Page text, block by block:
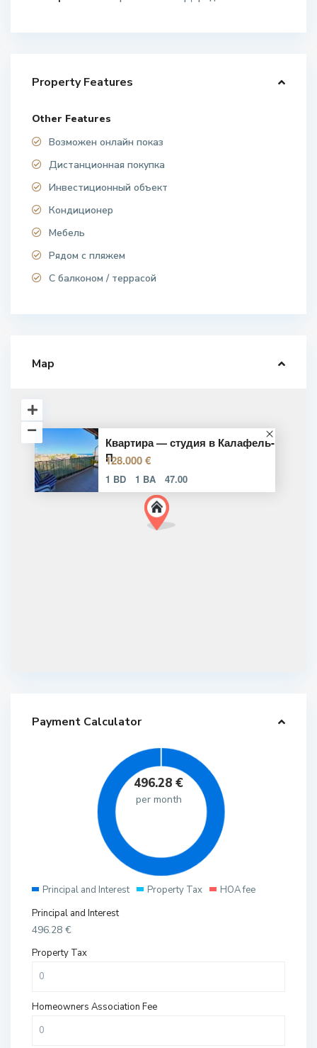
Property Features
Other Features
Возможен онлайн показ
Дистанционная покупка
Инвестиционный объект
Кондиционер
Мебель
Рядом с пляжем
С балконом / террасой
Map
Квартира — студия в Калафель-
П
128.000 €
1 BD 1 BA 47.00
Payment Calculator
496.28 €
per month
Principal and Interest Property Tax
HOA fee
Principal and Interest
496.28 €
Property Tax
Homeowners Association Fee